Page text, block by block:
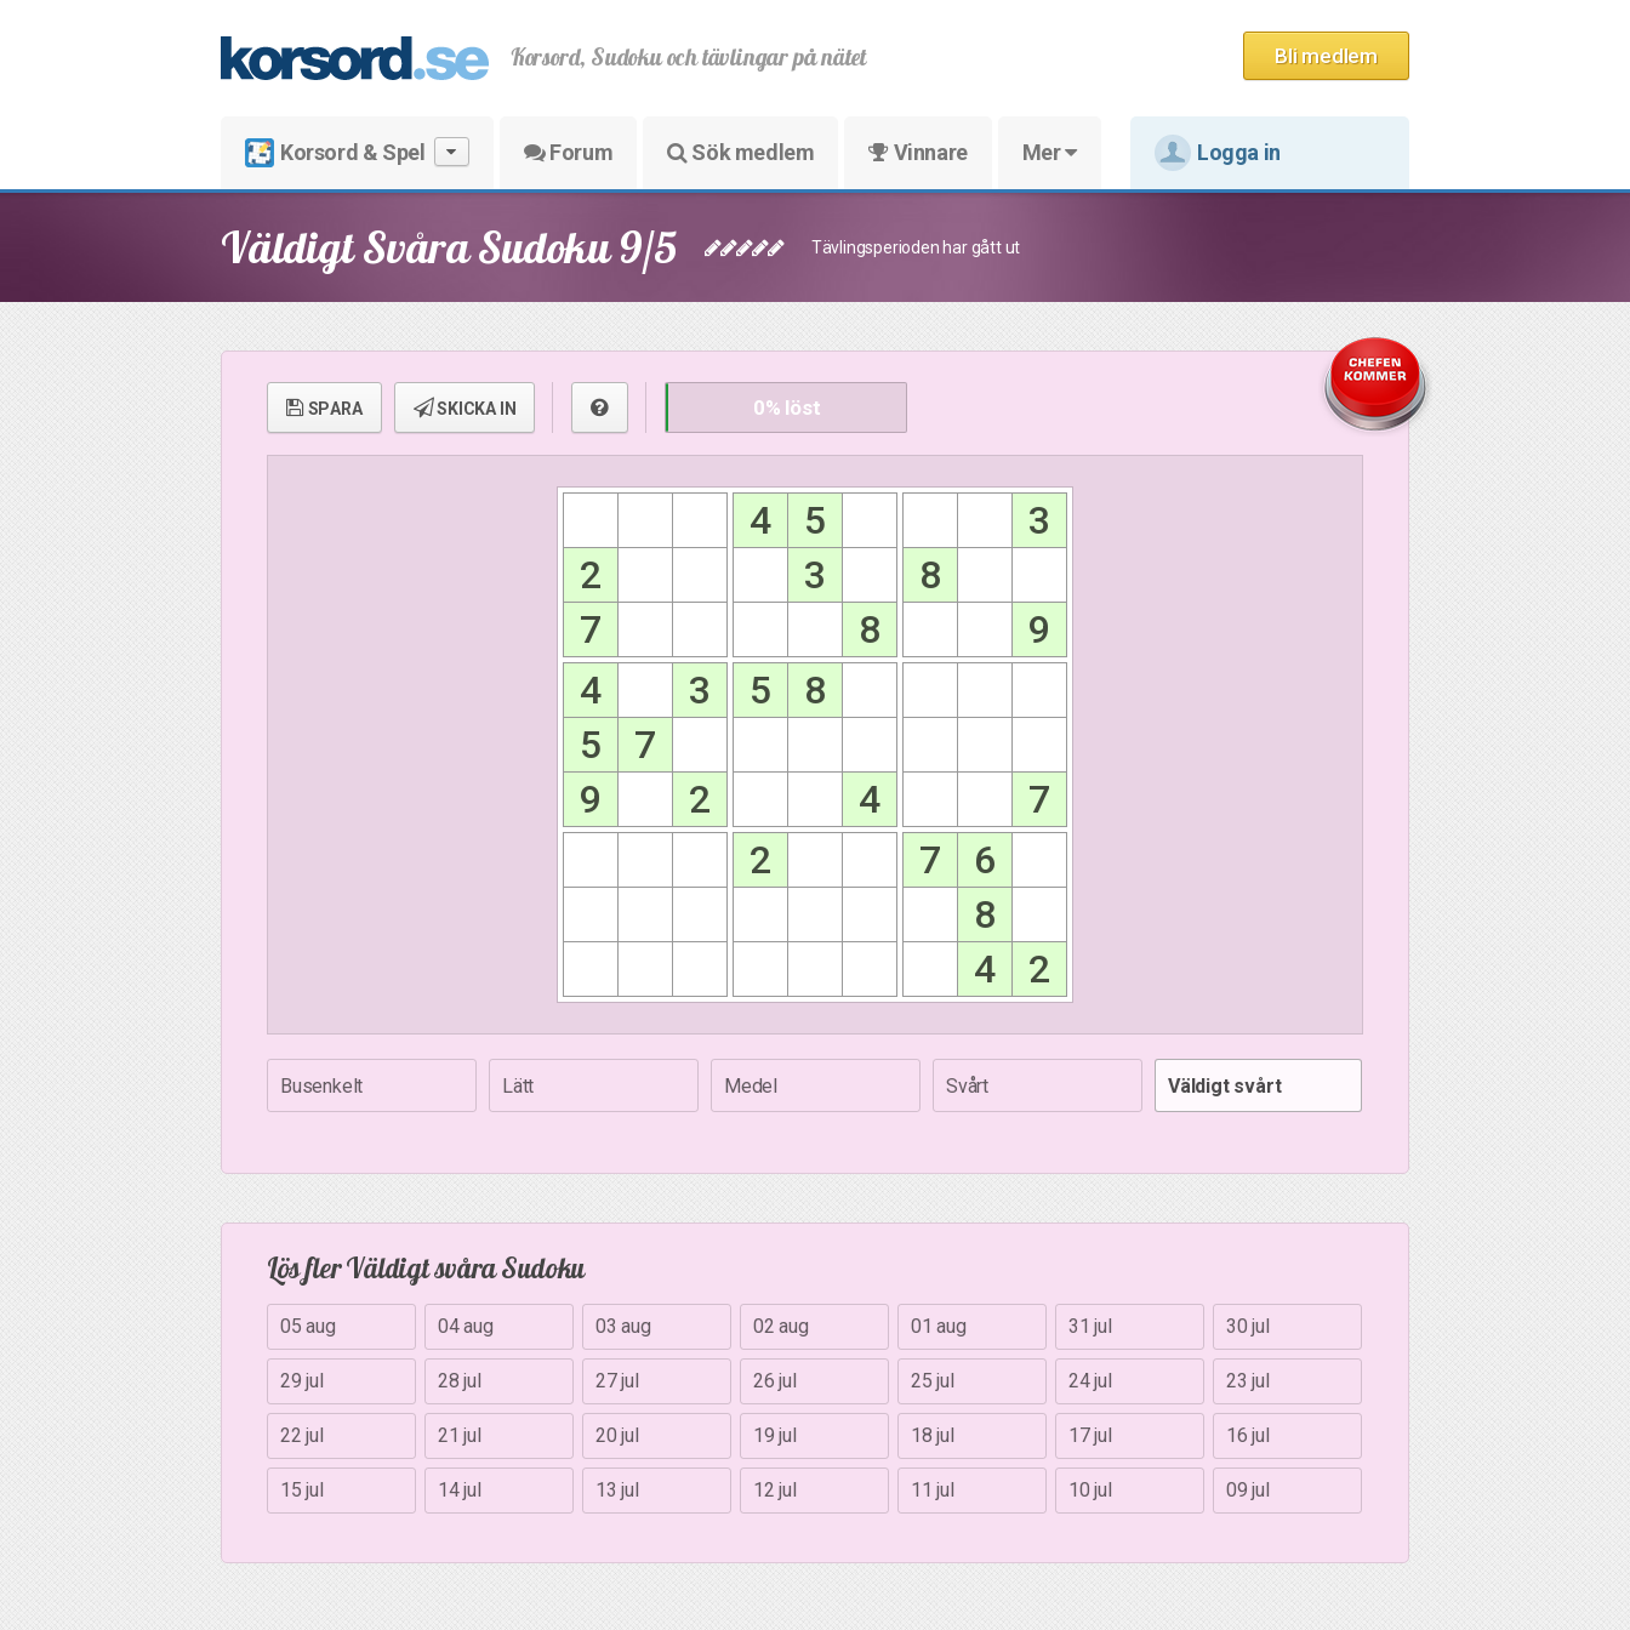
Bli medlem
Korsord, Sudoku och tävlingar på nätet
Korsord & Spel Forum Sök medlem Vinnare Mer Logga in
Väldigt Svåra Sudoku 9/5 Tävlingsperioden har gått ut
SPARA SKICKA IN 0% löst
4 5
3
2
3
8
7
8
9
4
3 5
8
5
7
9
2 4
7
2
7
6
8
4
2
Busenkelt Lätt Medel Svårt Väldigt svårt
Lös fler Väldigt svåra Sudoku
05 aug 04 aug 03 aug 02 aug 01 aug 31 jul 30 jul
29 jul 28 jul 27 jul 26 jul 25 jul 24 jul 23 jul
22 jul 21 jul 20 jul 19 jul 18 jul 17 jul 16 jul
15 jul 14 jul 13 jul 12 jul 11 jul 10 jul 09 jul